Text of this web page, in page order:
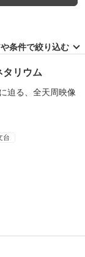
条件で絞り込む
タリウム
迫る、全天周映像
台